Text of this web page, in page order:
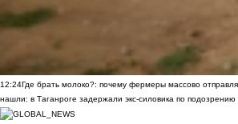
12:24Где брать молоко?: почему фермеры массово
нашли: в Таганроге задержали экс-силовика по подозрению